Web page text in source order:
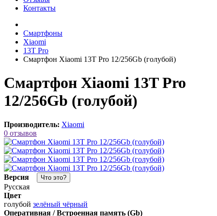
Контакты
Смартфоны
Xiaomi
13T Pro
Смартфон Xiaomi 13T Pro 12/256Gb (голубой)
Смартфон Xiaomi 13T Pro
12/256Gb (голубой)
Производитель: Xiaomi
0 отзывов
Версия Что это?
Русская
Цвет
голубой зелёный чёрный
Оперативная / Встроенная память (Gb)